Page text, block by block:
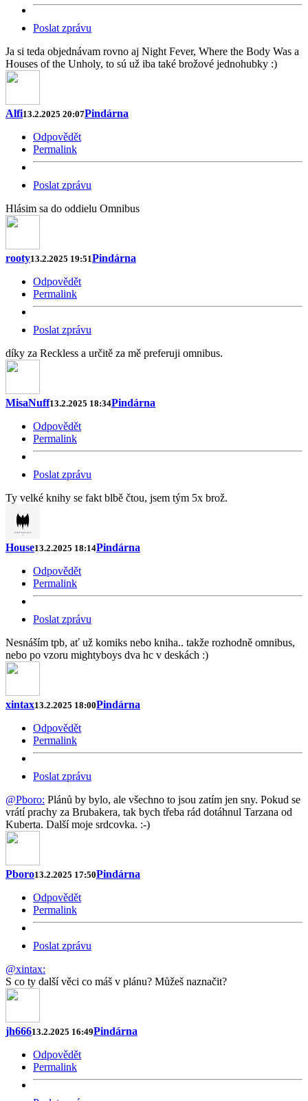
Poslat zprávu
Ja si teda objednávam rovno aj Night Fever, Where the Body Was a
Houses of the Unholy, to sú už iba také brožové jednohubky :)
Alfi13.2.2025 20:07Pindárna
Odpovědět
Permalink
Poslat zprávu
Hlásim sa do oddielu Omnibus
rooty13.2.2025 19:51Pindárna
Odpovědět
Permalink
Poslat zprávu
díky za Reckless a určitě za mě preferuji omnibus.
MisaNuff13.2.2025 18:34Pindárna
Odpovědět
Permalink
Poslat zprávu
Ty velké knihy se fakt blbě čtou, jsem tým 5x brož.
House13.2.2025 18:14Pindárna
Odpovědět
Permalink
Poslat zprávu
Nesnáším tpb, ať už komiks nebo kniha.. takže rozhodně omnibus,
nebo po vzoru mightyboys dva hc v deskách :)
xintax13.2.2025 18:00Pindárna
Odpovědět
Permalink
Poslat zprávu
@Pboro: Plánů by bylo, ale všechno to jsou zatím jen sny. Pokud se
vrátí prachy za Brubakera, tak bych třeba rád dotáhnul Tarzana od
Kuberta. Další moje srdcovka. :-)
Pboro13.2.2025 17:50Pindárna
Odpovědět
Permalink
Poslat zprávu
@xintax:
S co ty další věci co máš v plánu? Můžeš naznačit?
jh66613.2.2025 16:49Pindárna
Odpovědět
Permalink